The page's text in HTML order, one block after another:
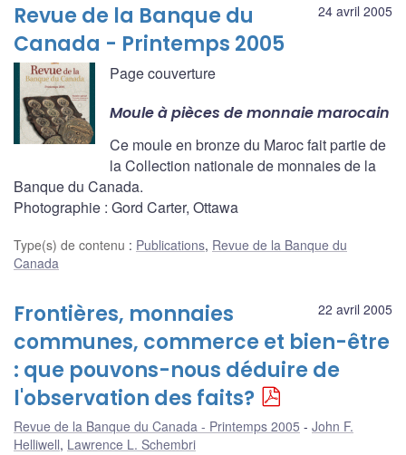
24 avril 2005
Revue de la Banque du
Canada - Printemps 2005
Page couverture
Moule à pièces de monnaie marocain
Ce moule en bronze du Maroc fait partie de
la Collection nationale de monnaies de la
Banque du Canada.
Photographie : Gord Carter, Ottawa
Type(s) de contenu : Publications, Revue de la Banque du
Canada
22 avril 2005
Frontières, monnaies
communes, commerce et bien-être
: que pouvons-nous déduire de
l'observation des faits?
Revue de la Banque du Canada - Printemps 2005
John F.
Helliwell, Lawrence L. Schembri